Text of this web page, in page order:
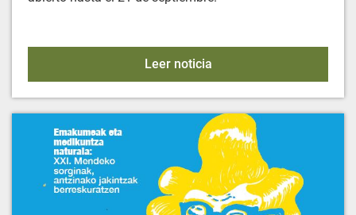
Leer noticiaACTIVIDADES